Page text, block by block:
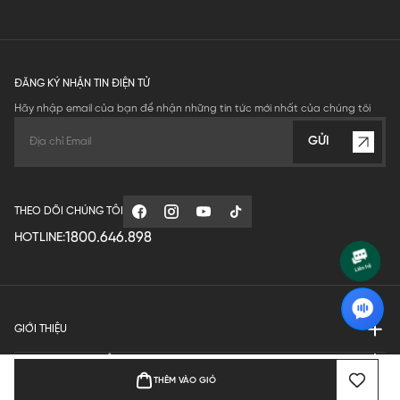
THÊM VÀO GIỎ
ĐĂNG KÝ NHẬN TIN ĐIỆN TỬ
Hãy nhập email của bạn để nhận những tin tức mới nhất của chúng tôi
GỬI
THEO DÕI CHÚNG TÔI
HOTLINE:1800.646.898
GIỚI THIỆU
QUY ĐỊNH HOẠT ĐỘNG